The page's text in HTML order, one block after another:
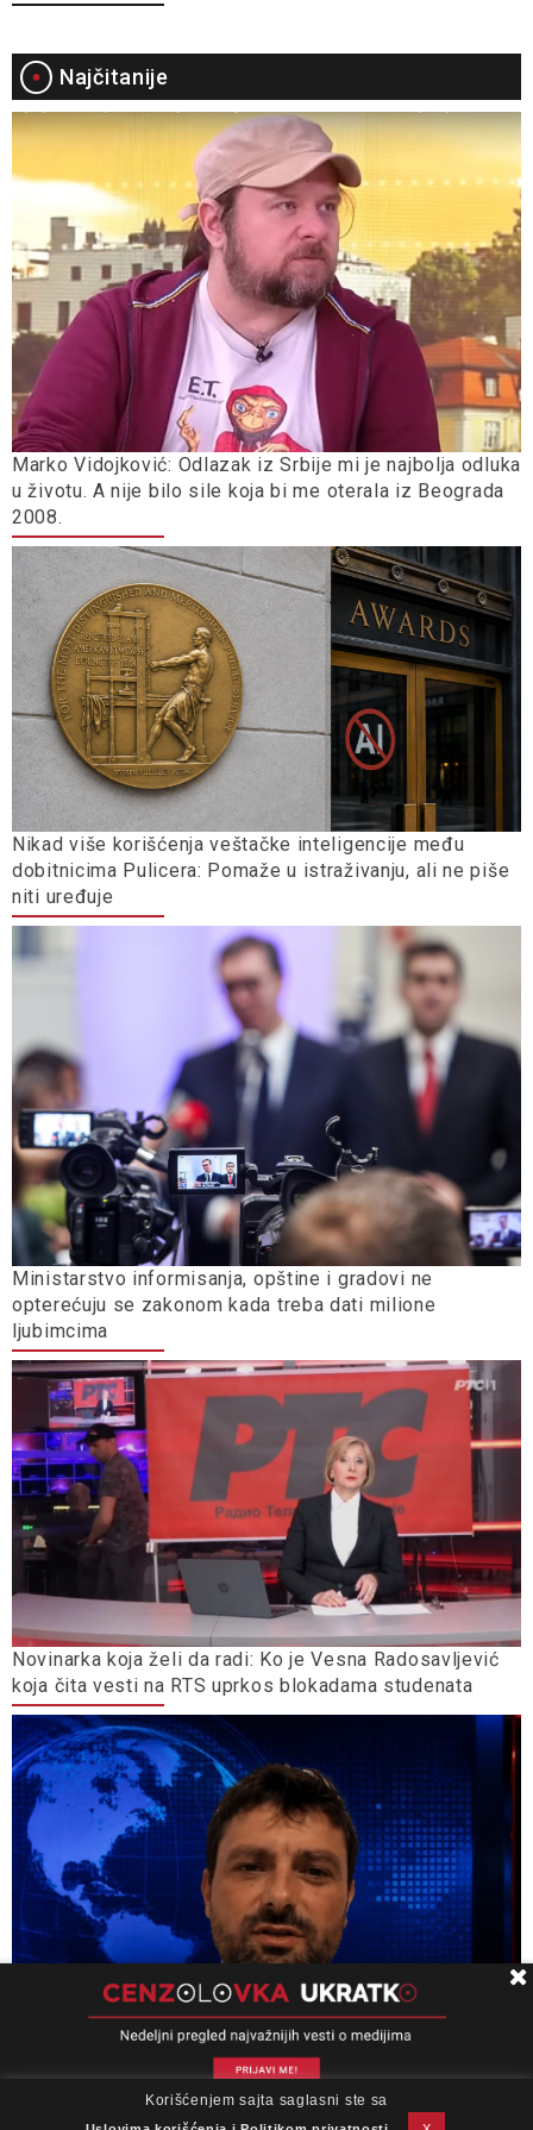
Najčitanije
Marko Vidojković: Odlazak iz Srbije mi je najbolja odluka
u životu. A nije bilo sile koja bi me oterala iz Beograda
2008.
Nikad više korišćenja veštačke inteligencije među
dobitnicima Pulicera: Pomaže u istraživanju, ali ne piše
niti uređuje
Ministarstvo informisanja, opštine i gradovi ne
opterećuju se zakonom kada treba dati milione
ljubimcima
Novinarka koja želi da radi: Ko je Vesna Radosavljević
koja čita vesti na RTS uprkos blokadama studenata
Miloš Medenica: Uputstvo za upotrebu
Impresum Podrška Kontakt
Newsletter
Uslovi korišćenja
Korišćenjem sajta saglasni ste sa